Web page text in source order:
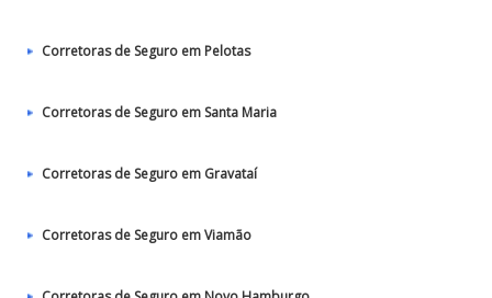
Corretoras de Seguro em Pelotas
Corretoras de Seguro em Santa Maria
Corretoras de Seguro em Gravataí
Corretoras de Seguro em Viamão